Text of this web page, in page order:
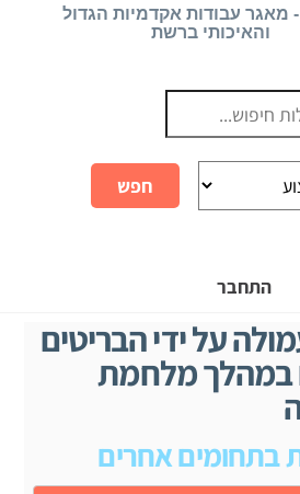
מאגר עבודות אקדמיות הגדול
והאיכותי ברשת
התחבר
על ידי הבריטים
במהלך מלחמת
בתחומים אחרים